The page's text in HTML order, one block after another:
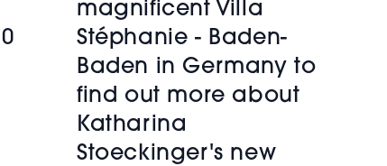
magnificent Villa
Stéphanie - Baden-
Baden in Germany to
find out more about
Katharina
Stoeckinger's new